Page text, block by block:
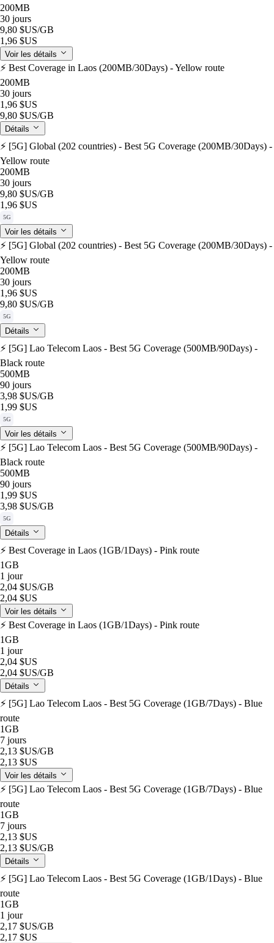
200MB
30 jours
9,80 $US/GB
1,96 $US
Voir les détails
⚡️ Best Coverage in Laos (200MB/30Days) - Yellow route
200MB
30 jours
1,96 $US
9,80 $US/GB
Détails
⚡️ [5G] Global (202 countries) - Best 5G Coverage (200MB/30Days) -
Yellow route
200MB
30 jours
9,80 $US/GB
1,96 $US
5G
Voir les détails
⚡️ [5G] Global (202 countries) - Best 5G Coverage (200MB/30Days) -
Yellow route
200MB
30 jours
1,96 $US
9,80 $US/GB
5G
Détails
⚡️ [5G] Lao Telecom Laos - Best 5G Coverage (500MB/90Days) -
Black route
500MB
90 jours
3,98 $US/GB
1,99 $US
5G
Voir les détails
⚡️ [5G] Lao Telecom Laos - Best 5G Coverage (500MB/90Days) -
Black route
500MB
90 jours
1,99 $US
3,98 $US/GB
5G
Détails
⚡️ Best Coverage in Laos (1GB/1Days) - Pink route
1GB
1 jour
2,04 $US/GB
2,04 $US
Voir les détails
⚡️ Best Coverage in Laos (1GB/1Days) - Pink route
1GB
1 jour
2,04 $US
2,04 $US/GB
Détails
⚡️ [5G] Lao Telecom Laos - Best 5G Coverage (1GB/7Days) - Blue
route
1GB
7 jours
2,13 $US/GB
2,13 $US
Voir les détails
⚡️ [5G] Lao Telecom Laos - Best 5G Coverage (1GB/7Days) - Blue
route
1GB
7 jours
2,13 $US
2,13 $US/GB
Détails
⚡️ [5G] Lao Telecom Laos - Best 5G Coverage (1GB/1Days) - Blue
route
1GB
1 jour
2,17 $US/GB
2,17 $US